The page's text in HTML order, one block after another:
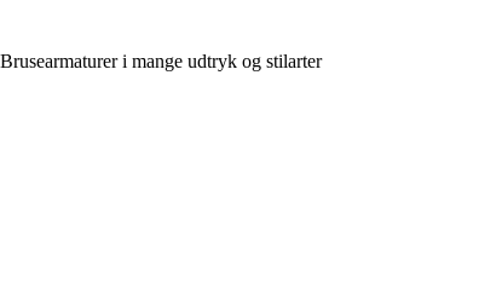
Brusearmaturer i mange udtryk og stilarter